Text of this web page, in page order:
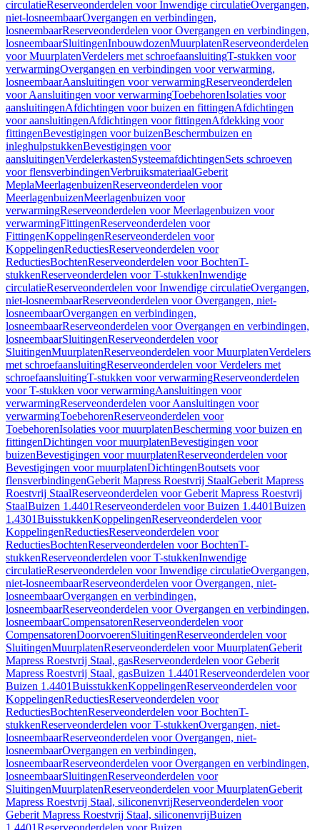
circulatieReserveonderdelen voor Inwendige circulatieOvergangen,
niet-losneembaarOvergangen en verbindingen,
losneembaarReserveonderdelen voor Overgangen en verbindingen,
losneembaarSluitingenInbouwdozenMuurplatenReserveonderdelen
voor MuurplatenVerdelers met schroefaansluitingT-stukken voor
verwarmingOvergangen en verbindingen voor verwarming,
losneembaarAansluitingen voor verwarmingReserveonderdelen
voor Aansluitingen voor verwarmingToebehorenIsolaties voor
aansluitingenAfdichtingen voor buizen en fittingenAfdichtingen
voor aansluitingenAfdichtingen voor fittingenAfdekking voor
fittingenBevestigingen voor buizenBeschermbuizen en
inleghulpstukkenBevestigingen voor
aansluitingenVerdelerkastenSysteemafdichtingenSets schroeven
voor flensverbindingenVerbruiksmateriaalGeberit
MeplaMeerlagenbuizenReserveonderdelen voor
MeerlagenbuizenMeerlagenbuizen voor
verwarmingReserveonderdelen voor Meerlagenbuizen voor
verwarmingFittingenReserveonderdelen voor
FittingenKoppelingenReserveonderdelen voor
KoppelingenReductiesReserveonderdelen voor
ReductiesBochtenReserveonderdelen voor BochtenT-
stukkenReserveonderdelen voor T-stukkenInwendige
circulatieReserveonderdelen voor Inwendige circulatieOvergangen,
niet-losneembaarReserveonderdelen voor Overgangen, niet-
losneembaarOvergangen en verbindingen,
losneembaarReserveonderdelen voor Overgangen en verbindingen,
losneembaarSluitingenReserveonderdelen voor
SluitingenMuurplatenReserveonderdelen voor MuurplatenVerdelers
met schroefaansluitingReserveonderdelen voor Verdelers met
schroefaansluitingT-stukken voor verwarmingReserveonderdelen
voor T-stukken voor verwarmingAansluitingen voor
verwarmingReserveonderdelen voor Aansluitingen voor
verwarmingToebehorenReserveonderdelen voor
ToebehorenIsolaties voor muurplatenBescherming voor buizen en
fittingenDichtingen voor muurplatenBevestigingen voor
buizenBevestigingen voor muurplatenReserveonderdelen voor
Bevestigingen voor muurplatenDichtingenBoutsets voor
flensverbindingenGeberit Mapress Roestvrij StaalGeberit Mapress
Roestvrij StaalReserveonderdelen voor Geberit Mapress Roestvrij
StaalBuizen 1.4401Reserveonderdelen voor Buizen 1.4401Buizen
1.4301BuisstukkenKoppelingenReserveonderdelen voor
KoppelingenReductiesReserveonderdelen voor
ReductiesBochtenReserveonderdelen voor BochtenT-
stukkenReserveonderdelen voor T-stukkenInwendige
circulatieReserveonderdelen voor Inwendige circulatieOvergangen,
niet-losneembaarReserveonderdelen voor Overgangen, niet-
losneembaarOvergangen en verbindingen,
losneembaarReserveonderdelen voor Overgangen en verbindingen,
losneembaarCompensatorenReserveonderdelen voor
CompensatorenDoorvoerenSluitingenReserveonderdelen voor
SluitingenMuurplatenReserveonderdelen voor MuurplatenGeberit
Mapress Roestvrij Staal, gasReserveonderdelen voor Geberit
Mapress Roestvrij Staal, gasBuizen 1.4401Reserveonderdelen voor
Buizen 1.4401BuisstukkenKoppelingenReserveonderdelen voor
KoppelingenReductiesReserveonderdelen voor
ReductiesBochtenReserveonderdelen voor BochtenT-
stukkenReserveonderdelen voor T-stukkenOvergangen, niet-
losneembaarReserveonderdelen voor Overgangen, niet-
losneembaarOvergangen en verbindingen,
losneembaarReserveonderdelen voor Overgangen en verbindingen,
losneembaarSluitingenReserveonderdelen voor
SluitingenMuurplatenReserveonderdelen voor MuurplatenGeberit
Mapress Roestvrij Staal, siliconenvrijReserveonderdelen voor
Geberit Mapress Roestvrij Staal, siliconenvrijBuizen
1.4401Reserveonderdelen voor Buizen